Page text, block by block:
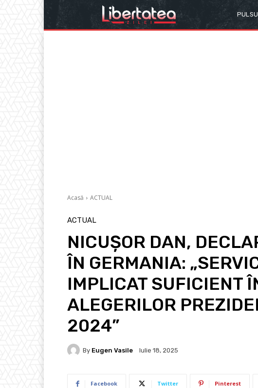
Acasă ACTUAL
ACTUAL
NICUȘOR DAN,
ÎN GERMANIA:
IMPLICAT SUFICIENT
ALEGERILOR
2024”
By Eugen Vasile Iulie 18, 2025
Facebook Twitter Pinterest